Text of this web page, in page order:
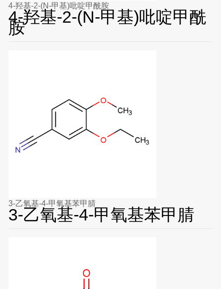
4-羟基-2-(N-甲基)吡啶甲酰胺
4-羟基-2-(N-甲基)吡啶甲酰
胺
3-乙氧基-4-甲氧基苯甲腈
3-乙氧基-4-甲氧基苯甲腈